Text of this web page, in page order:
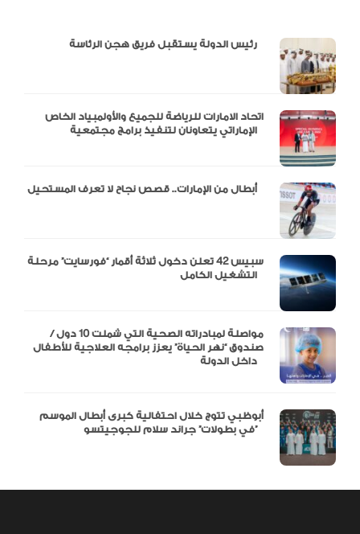
اتحاد الامارات للرياضة للجميع والأولمبياد الخاص
سبيس 42 تعلن دخول ثلاثة أقمار “فورسايت” مرحلة
مواصلة لمبادراته الصحية التي شملت 10 دول /
صندوق “نهر الحياة” يعزز برامجه العلاجية للأطفال
أبوظبي تتوج خلال احتفالية كبرى أبطال الموسم
في بطولات” جراند سلام للجوجيتسو”